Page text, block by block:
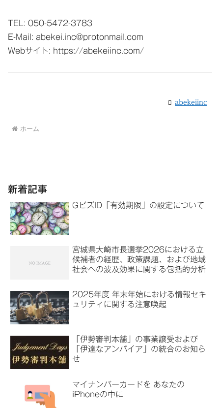
TEL: 050-5472-3783
E-Mail: abekei.inc@protonmail.com
Webサイト: https://abekeiinc.com/
abekeiinc
ホーム
新着記事
GビズID「有効期限」の設定について
宮城県大崎市長選挙2026における立
候補者の経歴、政策課題、および地域
社会への波及効果に関する包括的分析
2025年度 年末年始における情報セキ
ュリティに関する注意喚起
「伊勢審判本舗」の事業譲受および
「伊達なアンパイア」の統合のお知ら
せ
マイナンバーカードを あなたの
iPhoneの中に